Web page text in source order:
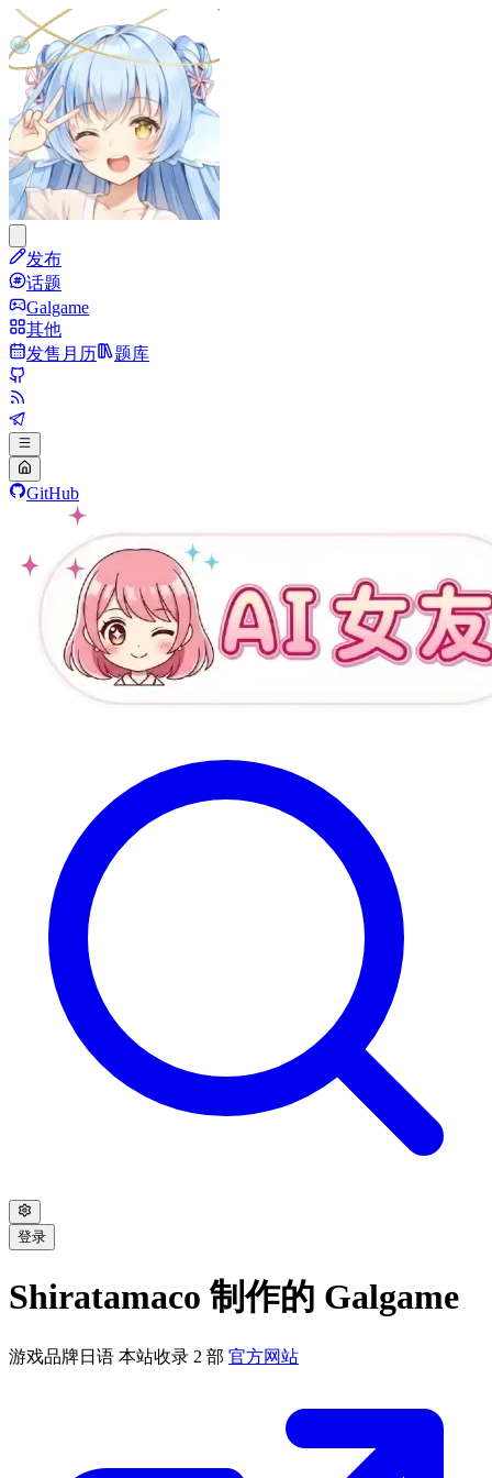
发布
话题
Galgame
其他
发售月历
题库
GitHub
登录
Shiratamaco 制作的 Galgame
游戏品牌日语 本站收录 2 部 官方网站